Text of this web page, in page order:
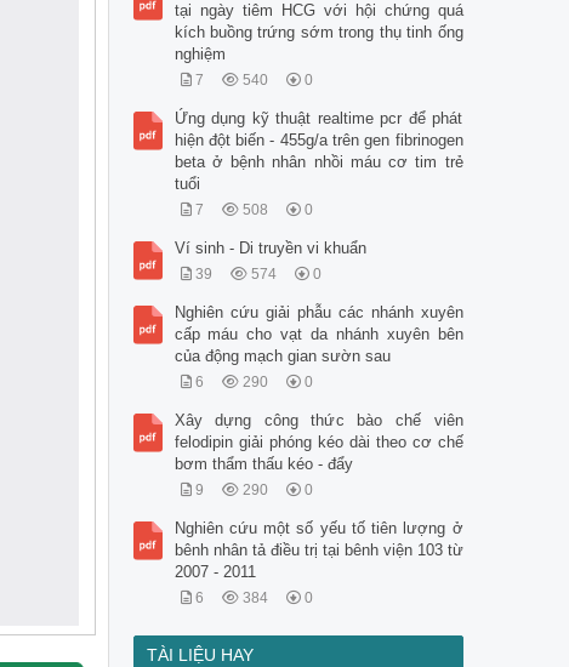
tại ngày tiêm HCG với hội chứng quá
kích buồng trứng sớm trong thụ tinh ống
nghiệm
7 540 0
Ứng dụng kỹ thuật realtime pcr để phát
hiện đột biến - 455g/a trên gen fibrinogen
beta ở bệnh nhân nhồi máu cơ tim trẻ
tuổi
7 508 0
Ví sinh - Di truyền vi khuẩn
39 574 0
Nghiên cứu giải phẫu các nhánh xuyên
cấp máu cho vạt da nhánh xuyên bên
của động mạch gian sườn sau
6 290 0
Xây dựng công thức bào chế viên
felodipin giải phóng kéo dài theo cơ chế
bơm thẩm thấu kéo - đẩy
9 290 0
Nghiên cứu một số yếu tố tiên lượng ở
bênh nhân tả điều trị tại bênh viện 103 từ
2007 - 2011
6 384 0
TÀI LIỆU HAY